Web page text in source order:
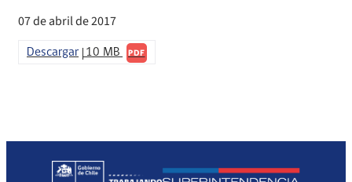
Informes de Fiscalización
Llamados a concurso de personal
Actas Consejo Consultivo Ley Corta de Isapres
Sanciones a Prestadores
07 de abril de 2017
Descargar 10 MB PDF